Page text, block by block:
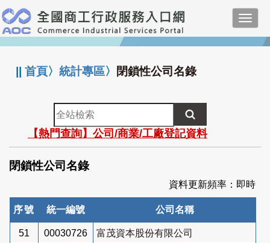
跳
到
主
要
:::
||首頁〉統計專區〉 閉鎖性公司名錄
全
站
檢
索
【熱門查詢】公司/商業/工廠登記資料
閉鎖性公司名錄
資料更新頻率：即時
序號 統一編號 公司名稱
51 00030726 富茂資本股份有限公司